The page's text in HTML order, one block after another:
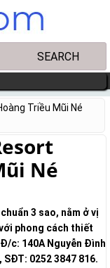
Triều Mũi Né
Né
3 sao, nằm ở vị
phong cách thiết
c: 140A Nguyễn Đình
0252 3847 816.